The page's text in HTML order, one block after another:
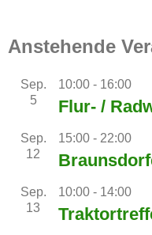
Anstehende
Sep.
5
10:00 - 16:00
Flur- /
Sep.
12
15:00 - 22:00
Sep.
13
10:00 - 14:00